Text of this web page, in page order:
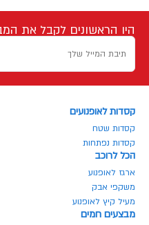
היו הראשונים לקבל את
קסדות לאופנועים
קסדות שטח
קסדות נפתחות
הכל לרוכב
ארגז לאופנוע
משקפי אבק
מעיל קיץ לאופנוע
מבצעים חמים